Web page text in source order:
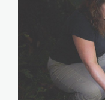
(1)